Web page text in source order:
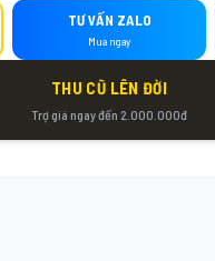
TƯ VẤN ZALO
Mua ngay
THU CŨ LÊN ĐỜI
Trợ giá ngay đến 2.000.000đ